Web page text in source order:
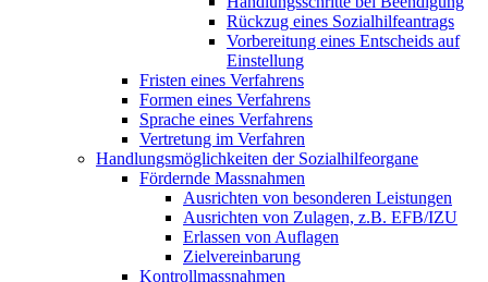
Rückzug eines Sozialhilfeantrags
Vorbereitung eines Entscheids auf
Einstellung
Fristen eines Verfahrens
Formen eines Verfahrens
Sprache eines Verfahrens
Vertretung im Verfahren
Handlungsmöglichkeiten der Sozialhilfeorgane
Fördernde Massnahmen
Ausrichten von besonderen Leistungen
Ausrichten von Zulagen, z.B. EFB/IZU
Erlassen von Auflagen
Zielvereinbarung
Kontrollmassnahmen